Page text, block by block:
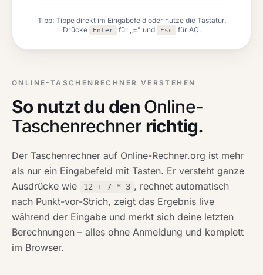
Tipp: Tippe direkt im Eingabefeld oder nutze die Tastatur.
Drücke
Enter für „=" und Esc für AC.
ONLINE-TASCHENRECHNER VERSTEHEN
So nutzt du den Online-
Taschenrechner richtig.
Der Taschenrechner auf Online-Rechner.org ist mehr
als nur ein Eingabefeld mit Tasten. Er versteht ganze
Ausdrücke wie
12 + 7 * 3 , rechnet automatisch
nach Punkt-vor-Strich, zeigt das Ergebnis live
während der Eingabe und merkt sich deine letzten
Berechnungen – alles ohne Anmeldung und komplett
im Browser.